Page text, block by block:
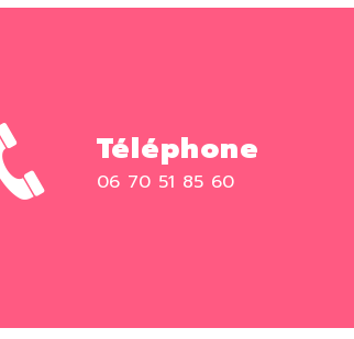
Téléphone
06 70 51 85 60